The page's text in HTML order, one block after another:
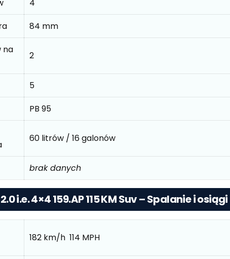
4
84 mm
na
2
5
PB 95
60 litrów / 16 galonów
brak danych
i.e. 4×4 159.AP 115 KM Suv – Spalanie i osiągi
182 km/h 114 MPH